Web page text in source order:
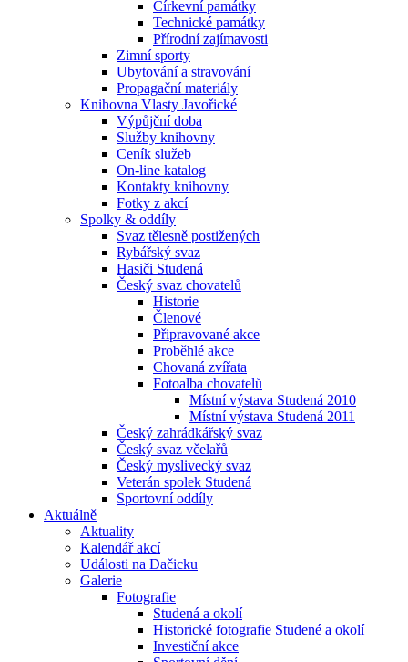
Církevní památky
Technické památky
Přírodní zajímavosti
Zimní sporty
Ubytování a stravování
Propagační materiály
Knihovna Vlasty Javořické
Výpůjční doba
Služby knihovny
Ceník služeb
On-line katalog
Kontakty knihovny
Fotky z akcí
Spolky & oddíly
Svaz tělesně postižených
Rybářský svaz
Hasiči Studená
Český svaz chovatelů
Historie
Členové
Připravované akce
Proběhlé akce
Chovaná zvířata
Fotoalba chovatelů
Místní výstava Studená 2010
Místní výstava Studená 2011
Český zahrádkářský svaz
Český svaz včelařů
Český myslivecký svaz
Veterán spolek Studená
Sportovní oddíly
Aktuálně
Aktuality
Kalendář akcí
Události na Dačicku
Galerie
Fotografie
Studená a okolí
Historické fotografie Studené a okolí
Investiční akce